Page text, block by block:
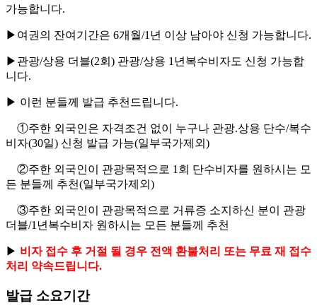
가능합니다.
▶ 여권의 잔여기간은 6개월/1년 이상 남아야 신청 가능합니다.
▶관광/상용 더블(2회) 관광/상용 1년복수비자도 신청 가능합
니다.
▶ 이런 분들께 발급 추천드립니다.
①주한 외국인은 자격조건 없이 누구나 관광.상용 단수/복수
비자(30일) 신청 발급 가능(일부국가제외)
②주한 외국인이 관광목적으로 1회 단수비자를 원하시는 모
든 분들께 추천(일부국가제외)
③주한 외국인이 관광목적으로 거류증 소지하신 분이 관광
더블/1년복수비자 원하시는 모든 분들께 추천
▶ 비자 접수 후 거절 될 경우 전액 환불처리 또는 무료 재 접수
처리 약속드립니다.
발급 소요기간